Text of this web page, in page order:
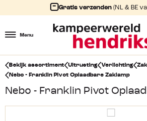
Gratis verzenden (NL & BE
Menu
Bekijk assortiment Uitrusting Verlichting
Nebo - Franklin Pivot Oplaadbare Zaklamp
Nebo - Franklin Pivot